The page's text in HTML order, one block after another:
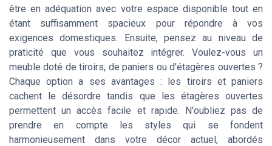
être en adéquation avec votre espace disponible tout en
étant suffisamment spacieux pour répondre à vos
exigences domestiques. Ensuite, pensez au niveau de
praticité que vous souhaitez intégrer. Voulez-vous un
meuble doté de tiroirs, de paniers ou d'étagères ouvertes ?
Chaque option a ses avantages : les tiroirs et paniers
cachent le désordre tandis que les étagères ouvertes
permettent un accès facile et rapide. N'oubliez pas de
prendre en compte les styles qui se fondent
harmonieusement dans votre décor actuel, abordés